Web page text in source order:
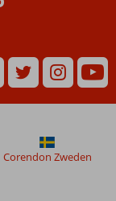
Corendon Zweden